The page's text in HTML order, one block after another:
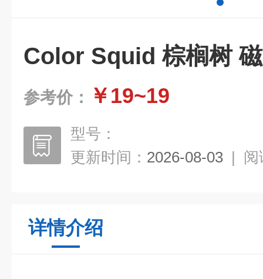
Color Squid 棕榈树
参考价： ￥19~19
型号：
更新时间： 2026-08-03 | 阅
详情介绍